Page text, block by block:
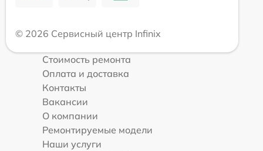
© 2026 Сервисный центр Infinix
Стоимость ремонта
Оплата и доставка
Контакты
Вакансии
О компании
Ремонтируемые модели
Наши услуги